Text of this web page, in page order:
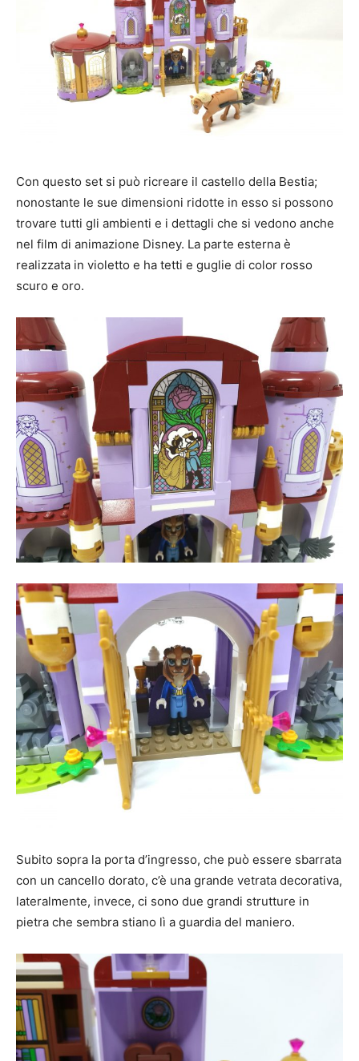
Con questo set si può ricreare il castello della Bestia;
nonostante le sue dimensioni ridotte in esso si possono
trovare tutti gli ambienti e i dettagli che si vedono anche
nel film di animazione Disney. La parte esterna è
realizzata in violetto e ha tetti e guglie di color rosso
scuro e oro.
Subito sopra la porta d’ingresso, che può essere sbarrata
con un cancello dorato, c’è una grande vetrata decorativa,
lateralmente, invece, ci sono due grandi strutture in
pietra che sembra stiano lì a guardia del maniero.